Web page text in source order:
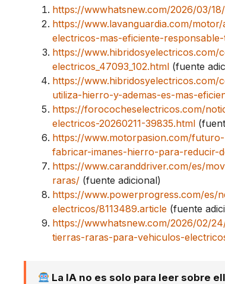
https://wwwhatsnew.com/2026/03/
https://www.lavanguardia.com/
electricos-mas-eficiente-
https://
electricos_47093_102.html (fuente
https://
utiliza-hierro-y-ademas-es-mas-
https://forococheselectricos.com/
electricos-20260211-39835.html
https://www.motorpasion.com/
fabricar-imanes-hierro-para-reducir-
https://www.caranddriver.com/es/
raras/ (fuente adicional)
https://www.powerprogress.com/es/
electricos/8113489.article (fuente
https://wwwhatsnew.com/2026/02/
tierras-raras-para-vehiculos-
La IA no es solo para leer sobre